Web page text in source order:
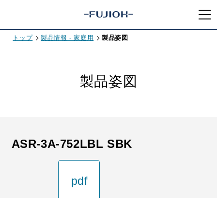
トップ 製品情報 - 家庭用 製品姿図
製品姿図
ASR-3A-752LBL SBK
pdf